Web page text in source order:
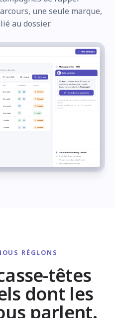
une seule marque,
au dossier.
RÉGLONS
têtes
dont les
parlent.